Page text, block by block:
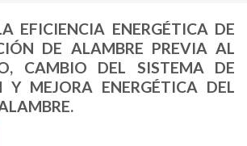
EFICIENCIA ENERGÉTICA DE
DE ALAMBRE PREVIA AL
CAMBIO DEL SISTEMA DE
Y MEJORA ENERGÉTICA DEL